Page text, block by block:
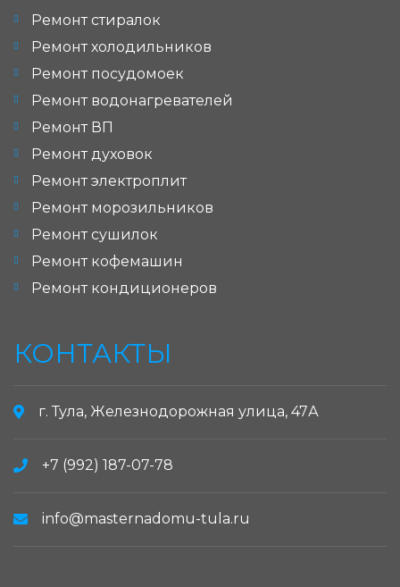
Ремонт стиралок
Ремонт холодильников
Ремонт посудомоек
Ремонт водонагревателей
Ремонт ВП
Ремонт духовок
Ремонт электроплит
Ремонт морозильников
Ремонт сушилок
Ремонт кофемашин
Ремонт кондиционеров
КОНТАКТЫ
г. Тула, Железнодорожная улица, 47А
+7 (992) 187-07-78
info@masternadomu-tula.ru